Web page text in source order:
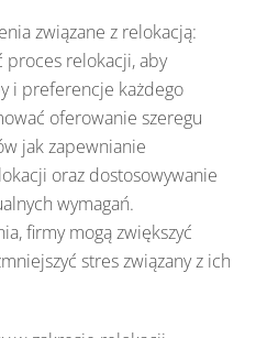
związane z relokacją:
proces relokacji, aby
i preferencje każdego
oferowanie szeregu
jak zapewnianie
oraz dostosowywanie
wymagań.
firmy mogą zwiększyć
stres związany z ich